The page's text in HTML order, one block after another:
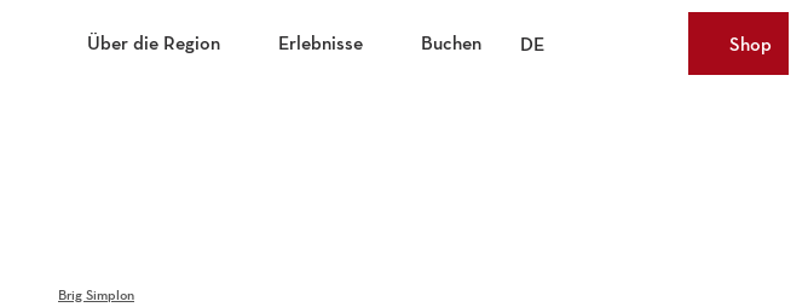
Über die Region Erlebnisse Buchen DE WebcamsShop
Brig Simplon